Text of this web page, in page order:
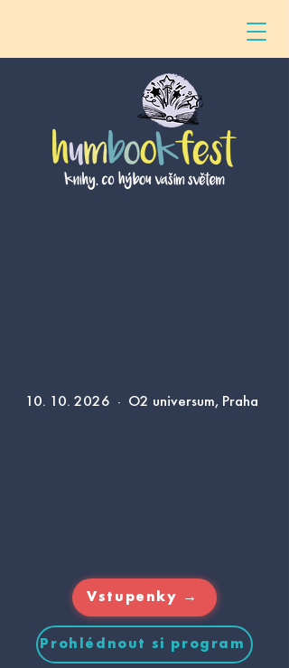
10. 10. 2026 · O2 universum, Praha
Vstupenky →
Prohlédnout si program